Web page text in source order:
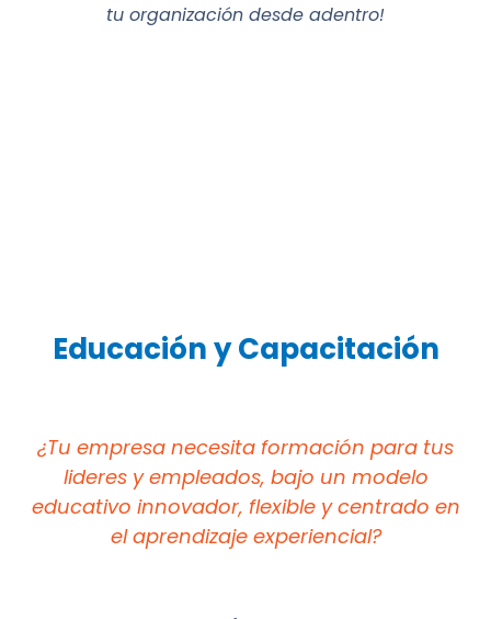
tu organización desde adentro!
Educación y Capacitación
¿Tu empresa necesita formación para tus
lideres y empleados, bajo un modelo
educativo innovador, flexible y centrado en
el aprendizaje experiencial?